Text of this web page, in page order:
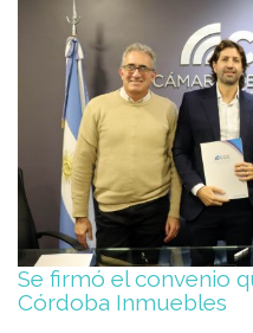
Se firmó el convenio
Córdoba Inmuebles